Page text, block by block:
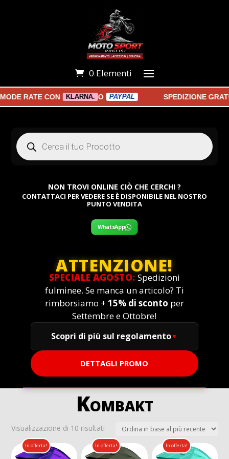
0 Elementi
RATE CON KLARNA. O PAYPAL SPEDIZIONE
Products
search
NON TROVI ONLINE CIÒ CHE CERCHI ?
CONTATTACI PER VEDERE SE È DISPONIBILE NEL NOSTRO
PUNTO VENDITA
WhatsApp
ATTENZIONE!
SPECIALE AGOSTO: Spedizioni
fulminee. Se manca un articolo? Ti
rimborsiamo + 15% di sconto per
Settembre e Ottobre!
Scopri di più sul regolamento
DETTAGLI PROMO
Kombakt
Visualizzazione di 10 risultati Ordina
in
base
In offerta! In offerta! In offerta!